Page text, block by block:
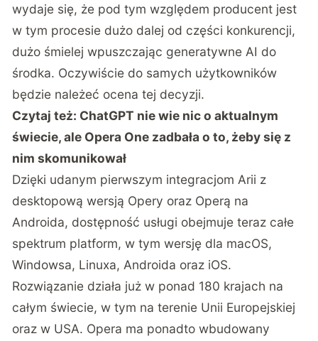
wydaje się, że pod tym względem producent jest
w tym procesie dużo dalej od części konkurencji,
dużo śmielej wpuszczając generatywne AI do
środka. Oczywiście do samych użytkowników
będzie należeć ocena tej decyzji.
Czytaj też: ChatGPT nie wie nic o aktualnym
świecie, ale Opera One zadbała o to, żeby się z
nim skomunikował
Dzięki udanym pierwszym integracjom Arii z
desktopową wersją Opery oraz Operą na
Androida, dostępność usługi obejmuje teraz całe
spektrum platform, w tym wersję dla macOS,
Windowsa, Linuxa, Androida oraz iOS.
Rozwiązanie działa już w ponad 180 krajach na
całym świecie, w tym na terenie Unii Europejskiej
oraz w USA. Opera ma ponadto wbudowany